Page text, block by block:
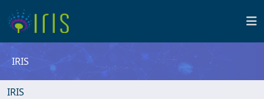
IRIS
IRIS